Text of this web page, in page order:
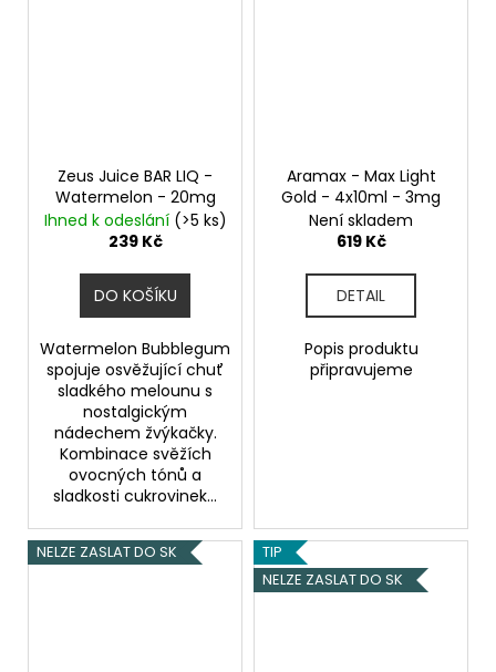
Zeus Juice BAR LIQ -
Watermelon - 20mg
Ihned k odeslání (>5 ks)
239 Kč
DO KOŠÍKU
Watermelon Bubblegum
spojuje osvěžující chuť
sladkého melounu s
nostalgickým
nádechem žvýkačky.
Kombinace svěžích
ovocných tónů a
sladkosti cukrovinek...
Aramax - Max Light
Gold - 4x10ml - 3mg
Není skladem
619 Kč
DETAIL
Popis produktu
připravujeme
NELZE ZASLAT DO SK
TIP
NELZE ZASLAT DO SK